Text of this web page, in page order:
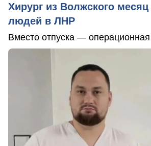
Хирург из Волжского месяц
людей в ЛНР
Вместо отпуска — операционная